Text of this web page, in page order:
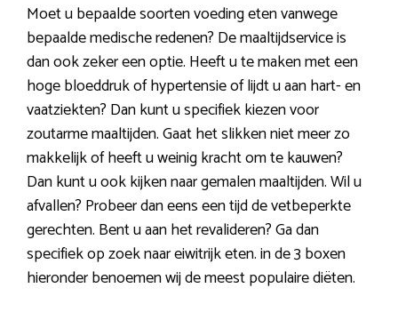
Moet u bepaalde soorten voeding eten vanwege
bepaalde medische redenen? De maaltijdservice is
dan ook zeker een optie. Heeft u te maken met een
hoge bloeddruk of hypertensie of lijdt u aan hart- en
vaatziekten? Dan kunt u specifiek kiezen voor
zoutarme maaltijden. Gaat het slikken niet meer zo
makkelijk of heeft u weinig kracht om te kauwen?
Dan kunt u ook kijken naar gemalen maaltijden. Wil u
afvallen? Probeer dan eens een tijd de vetbeperkte
gerechten. Bent u aan het revalideren? Ga dan
specifiek op zoek naar eiwitrijk eten. in de 3 boxen
hieronder benoemen wij de meest populaire diëten.